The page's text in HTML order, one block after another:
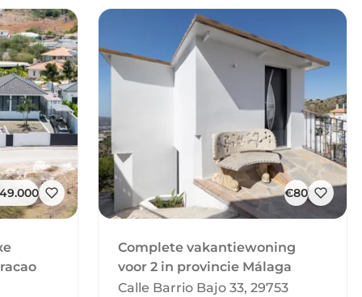
€80
Complete vakantiewoning
voor 2 in provincie Málaga
Calle Barrio Bajo 33, 29753